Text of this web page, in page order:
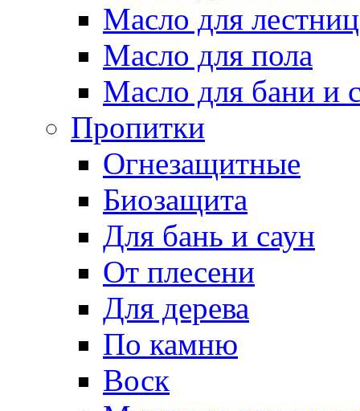
Масло для лестниц
Масло для пола
Масло для бани и
Пропитки
Огнезащитные
Биозащита
Для бань и саун
От плесени
Для дерева
По камню
Воск